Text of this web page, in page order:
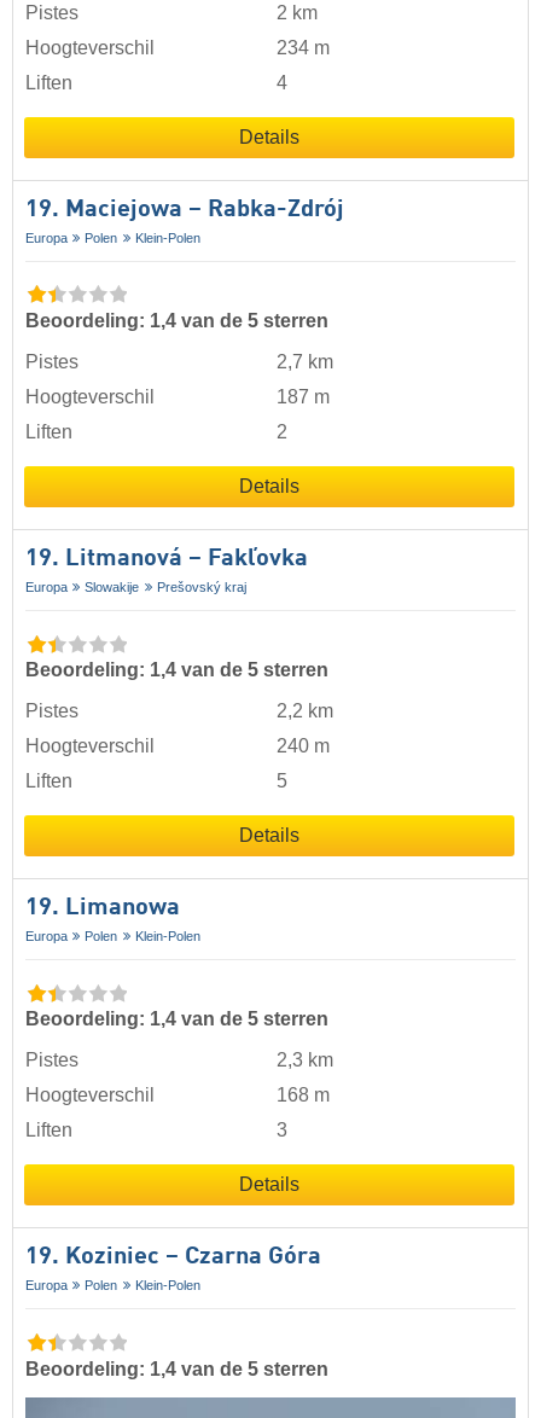
Pistes
2 km
Hoogteverschil
234 m
Liften
4
Details
19. Maciejowa – Rabka-Zdrój
Europa Polen Klein-Polen
Beoordeling: 1,4 van de 5 sterren
Pistes
2,7 km
Hoogteverschil
187 m
Liften
2
Details
19. Litmanová – Fakľovka
Europa Slowakije Prešovský kraj
Beoordeling: 1,4 van de 5 sterren
Pistes
2,2 km
Hoogteverschil
240 m
Liften
5
Details
19. Limanowa
Europa Polen Klein-Polen
Beoordeling: 1,4 van de 5 sterren
Pistes
2,3 km
Hoogteverschil
168 m
Liften
3
Details
19. Koziniec – Czarna Góra
Europa Polen Klein-Polen
Beoordeling: 1,4 van de 5 sterren